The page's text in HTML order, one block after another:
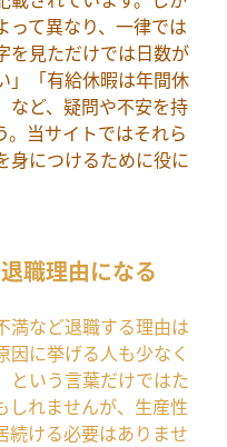
って異なり、一律では
を見ただけでは日数が
」「有給休暇は年間休
など、疑問や不安を持
。当サイトではそれら
身につけるために役に
職理由になる
満など退職する理由は
因に挙げる人も少なく
という言葉だけではた
しれませんが、生産性
続ける必要はありませ